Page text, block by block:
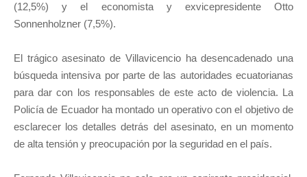
(12,5%) y el economista y exvicepresidente Otto
Sonnenholzner (7,5%).
El trágico asesinato de Villavicencio ha desencadenado una
búsqueda intensiva por parte de las autoridades ecuatorianas
para dar con los responsables de este acto de violencia. La
Policía de Ecuador ha montado un operativo con el objetivo de
esclarecer los detalles detrás del asesinato, en un momento
de alta tensión y preocupación por la seguridad en el país.